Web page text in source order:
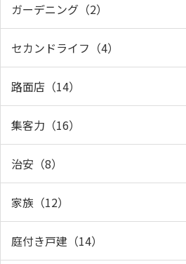
ガーデニング（2）
セカンドライフ（4）
路面店（14）
集客力（16）
治安（8）
家族（12）
庭付き戸建（14）